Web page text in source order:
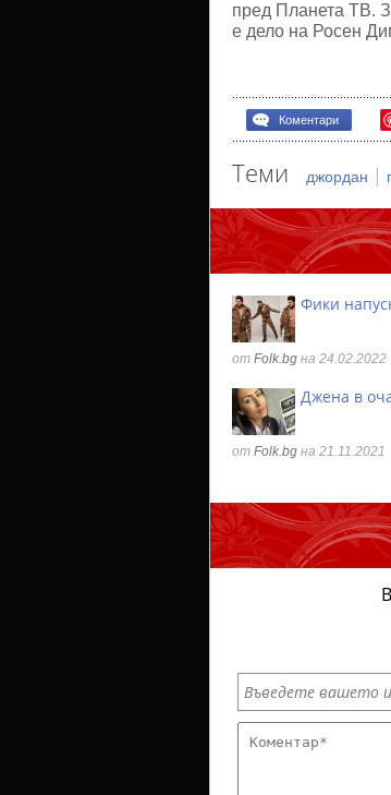
пред Планета ТВ.
е дело на Росен
Коментари
Теми джордан |
Фики
от Folk.bg на 24.02.2022
Джена в
от Folk.bg на 21.11.2021